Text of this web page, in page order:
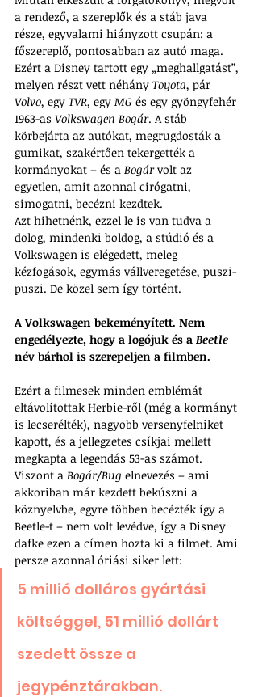
a rendező, a szereplők és a stáb java
része, egyvalami hiányzott csupán: a
főszereplő, pontosabban az autó maga.
Ezért a Disney tartott egy „meghallgatást”,
melyen részt vett néhány Toyota, pár
Volvo, egy TVR, egy MG és egy gyöngyfehér
1963-as Volkswagen Bogár. A stáb
körbejárta az autókat, megrugdosták a
gumikat, szakértően tekergették a
kormányokat – és a Bogár volt az
egyetlen, amit azonnal cirógatni,
simogatni, becézni kezdtek.
Azt hihetnénk, ezzel le is van tudva a
dolog, mindenki boldog, a stúdió és a
Volkswagen is elégedett, meleg
kézfogások, egymás vállveregetése, puszi-
puszi. De közel sem így történt.
A Volkswagen bekeményített. Nem
engedélyezte, hogy a logójuk és a Beetle
név bárhol is szerepeljen a filmben.
Ezért a filmesek minden emblémát
eltávolítottak Herbie-ről (még a kormányt
is lecserélték), nagyobb versenyfelniket
kapott, és a jellegzetes csíkjai mellett
megkapta a legendás 53-as számot.
Viszont a Bogár/Bug elnevezés – ami
akkoriban már kezdett bekúszni a
köznyelvbe, egyre többen becézték így a
Beetle-t – nem volt levédve, így a Disney
dafke ezen a címen hozta ki a filmet. Ami
persze azonnal óriási siker lett:
5 millió dolláros gyártási
költséggel, 51 millió dollárt
szedett össze a
jegypénztárakban.